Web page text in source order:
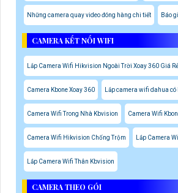
Những camera quay video đóng hàng chi tiết Báo
CAMERA KẾT NỐI WIFI
Lắp Camera Wifi Hikvision Ngoài Trời Xoay 360 Giá Rẻ
Camera Kbone Xoay 360 Lắp camera wifi dahua có
Camera Wifi Trong Nhà Kbvision Camera Wifi
Camera Wifi Hikvision Chống Trộm Lắp Camera
Lắp Camera Wifi Thân Kbvision
CAMERA THEO GÓI